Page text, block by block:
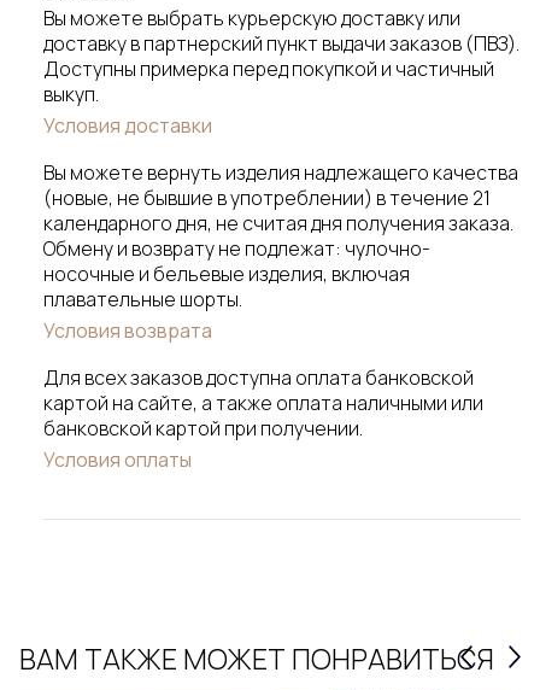
Вы можете выбрать курьерскую доставку или
доставку в партнерский пункт выдачи заказов (ПВЗ).
Доступны примерка перед покупкой и частичный
выкуп.
Условия доставки
Вы можете вернуть изделия надлежащего качества
(новые, не бывшие в употреблении) в течение 21
календарного дня, не считая дня получения заказа.
Обмену и возврату не подлежат: чулочно-
носочные и бельевые изделия, включая
плавательные шорты.
Условия возврата
Для всех заказов доступна оплата банковской
картой на сайте, а также оплата наличными или
банковской картой при получении.
Условия оплаты
ВАМ ТАКЖЕ МОЖЕТ ПОНРАВИТЬСЯ